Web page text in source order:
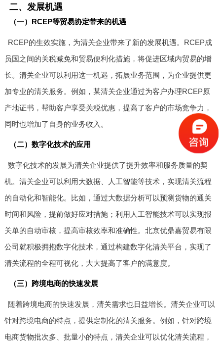
二、发展机遇
（一）RCEP等贸易协定带来的机遇
RCEP的生效实施，为清关企业带来了新的发展机遇。RCEP成
员国之间的关税减免和贸易便利化措施，将促进区域内贸易的增
长。清关企业可以利用这一机遇，拓展业务范围，为企业提供更
加专业的清关服务。例如，某清关企业通过为客户办理RCEP原
产地证书，帮助客户享受关税优惠，提高了客户的市场竞争力，
同时也增加了自身的业务收入。
（二）数字化技术的应用
数字化技术的发展为清关企业提供了提升效率和服务质量的契
机。清关企业可以利用大数据、人工智能等技术，实现清关流程
的自动化和智能化。比如，通过大数据分析可以预测货物的通关
时间和风险，提前做好应对措施；利用人工智能技术可以实现报
关单的自动审核，提高审核效率和准确性。北京优鼎嘉贸易有限
公司就积极拥抱数字化技术，通过构建数字化清关平台，实现了
清关流程的全程可视化，大大提高了客户的满意度。
（三）跨境电商的快速发展
随着跨境电商的快速发展，清关需求也日益增长。清关企业可以
针对跨境电商的特点，提供定制化的清关服务。例如，针对跨境
电商货物批次多、批量小的特点，清关企业可以优化清关流程，